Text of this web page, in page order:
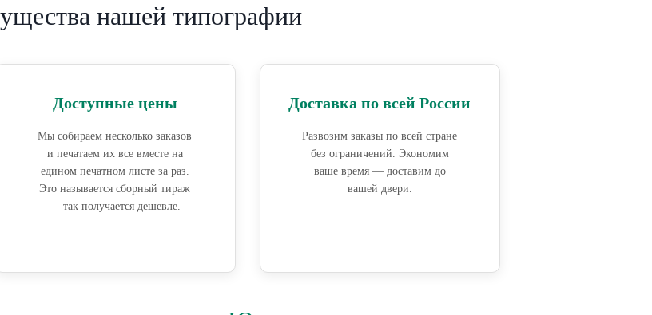
нашей типографии
Доступные цены
Мы собираем несколько заказов
и печатаем их все вместе на
едином печатном листе за раз.
Это называется сборный тираж
— так получается дешевле.
Доставка по всей России
Развозим заказы по всей стране
без ограничений. Экономим
ваше время — доставим до
вашей двери.